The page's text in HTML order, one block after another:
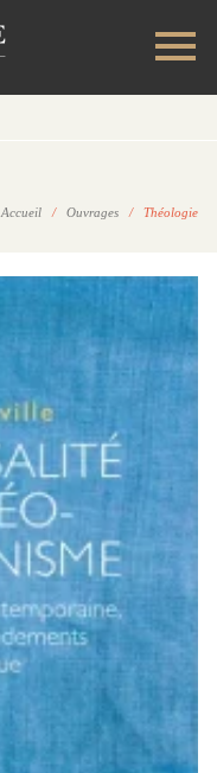
Accueil / Ouvrages / Théologie